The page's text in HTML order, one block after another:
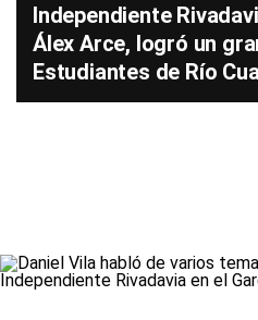
Independiente
Álex Arce, logró un
Estudiantes de Río